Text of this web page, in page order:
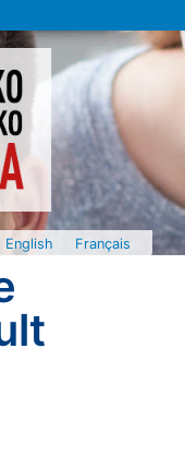
English Français